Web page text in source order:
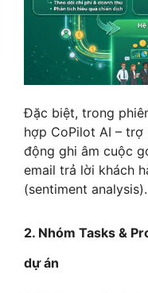
Đặc biệt, trong
hợp CoPilot AI –
động ghi âm cuộc
email trả lời khách
(sentiment analysis).
2. Nhóm Tasks &
dự án